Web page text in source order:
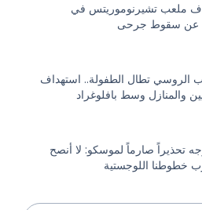
ملعب تشيرنوموريتس في
عن سقوط جرحى
الروسي تطال الطفولة.. استهداف
والمنازل وسط بافلوغراد
تحذيراً صارماً لموسكو: لا أنصح
خطوطنا اللوجستية